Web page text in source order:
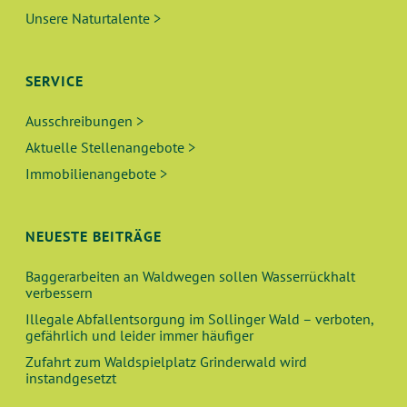
Unsere Naturtalente >
SERVICE
Ausschreibungen >
Aktuelle Stellenangebote >
Immobilienangebote >
NEUESTE BEITRÄGE
Baggerarbeiten an Waldwegen sollen Wasserrückhalt
verbessern
Illegale Abfallentsorgung im Sollinger Wald – verboten,
gefährlich und leider immer häufiger
Zufahrt zum Waldspielplatz Grinderwald wird
instandgesetzt